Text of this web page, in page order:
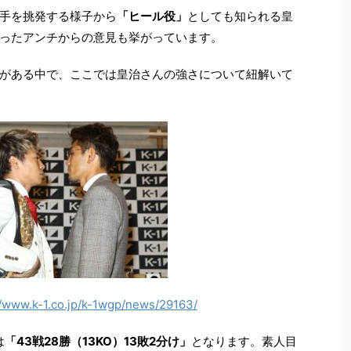
を挑発する様子から 「ヒール役」 としても知られる皇
たアンチからの意見も挙がっています。
ある中で、ここでは皇治さんの強さについて紐解いて
1.co.jp/k-1wgp/news/29163/
「43戦28勝（13KO） 13敗2分け」 となります。素人目